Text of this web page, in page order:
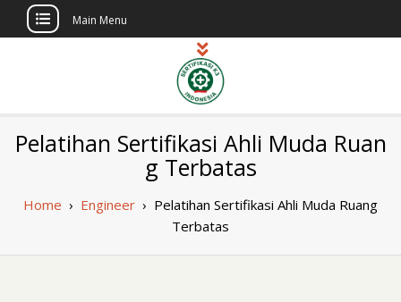
Main Menu
Sertifikasi K3
Indonesia
Berlisensi
Pelatihan Sertifikasi Ahli Muda Ruan
g Terbatas
Home › Engineer › Pelatihan Sertifikasi Ahli Muda Ruang
Terbatas